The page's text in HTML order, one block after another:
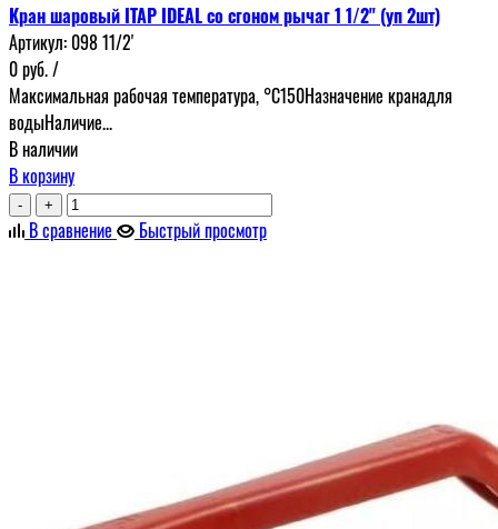
Кран шаровый ITAP IDEAL со сгоном рычаг 1 1/2" (уп 2шт)
Артикул: 098 11/2'
0руб./
Максимальная рабочая температура, °С150Назначение кранадля
водыНаличие...
В наличии
В корзину
- +
В сравнение Быстрый просмотр